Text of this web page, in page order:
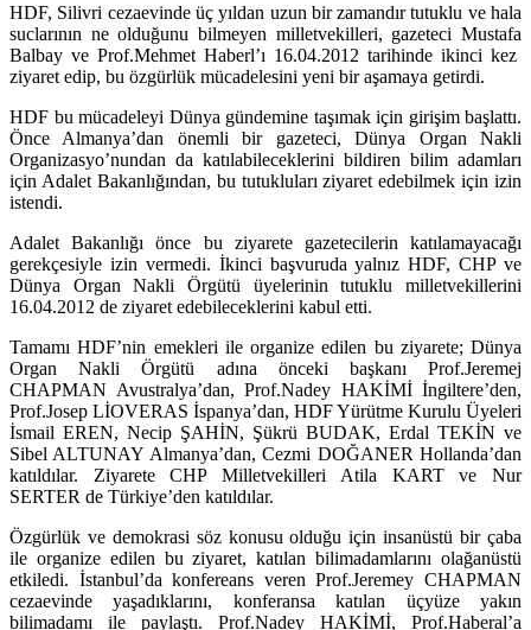
HDF, Silivri cezaevinde üç yıldan uzun bir zamandır tutuklu ve hala
suclarının ne olduğunu bilmeyen milletvekilleri, gazeteci Mustafa
Balbay ve Prof.Mehmet Haberl’ı 16.04.2012 tarihinde ikinci kez
ziyaret edip, bu özgürlük mücadelesini yeni bir aşamaya getirdi.
HDF bu mücadeleyi Dünya gündemine taşımak için girişim başlattı.
Önce Almanya’dan önemli bir gazeteci, Dünya Organ Nakli
Organizasyo’nundan da katılabileceklerini bildiren bilim adamları
için Adalet Bakanlığından, bu tutukluları ziyaret edebilmek için izin
istendi.
Adalet Bakanlığı önce bu ziyarete gazetecilerin katılamayacağı
gerekçesiyle izin vermedi. İkinci başvuruda yalnız HDF, CHP ve
Dünya Organ Nakli Örgütü üyelerinin tutuklu milletvekillerini
16.04.2012 de ziyaret edebileceklerini kabul etti.
Tamamı HDF’nin emekleri ile organize edilen bu ziyarete; Dünya
Organ Nakli Örgütü adına önceki başkanı Prof.Jeremej
CHAPMAN Avustralya’dan, Prof.Nadey HAKİMİ İngiltere’den,
Prof.Josep LİOVERAS İspanya’dan, HDF Yürütme Kurulu Üyeleri
İsmail EREN, Necip ŞAHİN, Şükrü BUDAK, Erdal TEKİN ve
Sibel ALTUNAY Almanya’dan, Cezmi DOĞANER Hollanda’dan
katıldılar. Ziyarete CHP Milletvekilleri Atila KART ve Nur
SERTER de Türkiye’den katıldılar.
Özgürlük ve demokrasi söz konusu olduğu için insanüstü bir çaba
ile organize edilen bu ziyaret, katılan bilimadamlarını olağanüstü
etkiledi. İstanbul’da konfereans veren Prof.Jeremey CHAPMAN
cezaevinde yaşadıklarını, konferansa katılan üçyüze yakın
bilimadamı ile paylaştı. Prof.Nadey HAKİMİ, Prof.Haberal’a